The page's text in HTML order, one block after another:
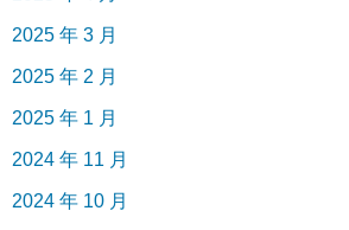
2025 年 3 月
2025 年 2 月
2025 年 1 月
2024 年 11 月
2024 年 10 月